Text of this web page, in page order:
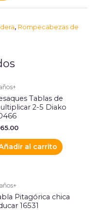
, Rompecabezas de
Tablas de
2-5 Diako
al carrito
Pitagórica chica
16531